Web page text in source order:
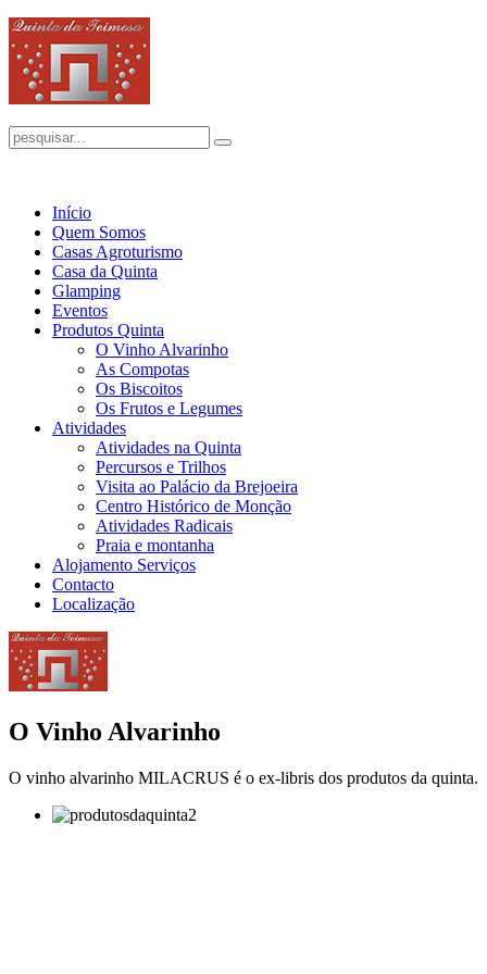
Início
Quem Somos
Casas Agroturismo
Casa da Quinta
Glamping
Eventos
Produtos Quinta
O Vinho Alvarinho
As Compotas
Os Biscoitos
Os Frutos e Legumes
Atividades
Atividades na Quinta
Percursos e Trilhos
Visita ao Palácio da Brejoeira
Centro Histórico de Monção
Atividades Radicais
Praia e montanha
Alojamento Serviços
Contacto
Localização
O Vinho Alvarinho
O vinho alvarinho MILACRUS é o ex-libris dos produtos da quinta.